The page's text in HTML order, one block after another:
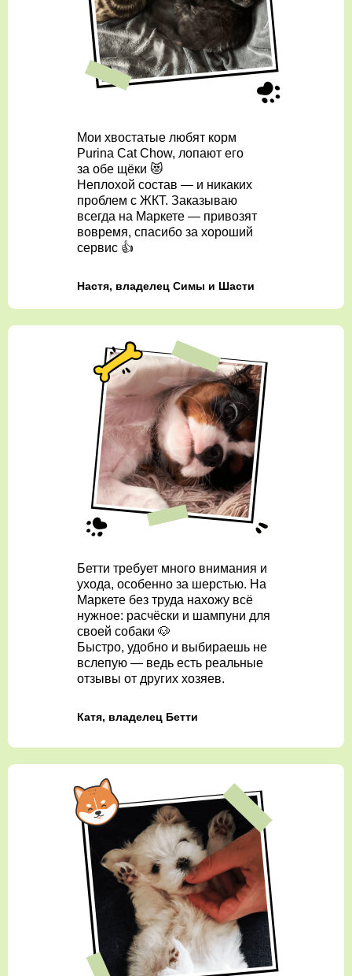
Мои хвостатые любят корм
Purina Cat Chow, лопают его
за обе щёки 😻
Неплохой состав — и никаких
проблем с ЖКТ. Заказываю
всегда на Маркете — привозят
вовремя, спасибо за хороший
сервис 👍
Настя, владелец Симы и Шасти
Бетти требует много внимания и
ухода, особенно за шерстью. На
Маркете без труда нахожу всё
нужное: расчёски и шампуни для
своей собаки 🐶
Быстро, удобно и выбираешь не
вслепую — ведь есть реальные
отзывы от других хозяев.
Катя, владелец Бетти